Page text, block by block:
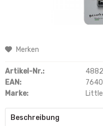
Merken
Artikel-Nr.:
EAN:
Marke:
Beschreibung